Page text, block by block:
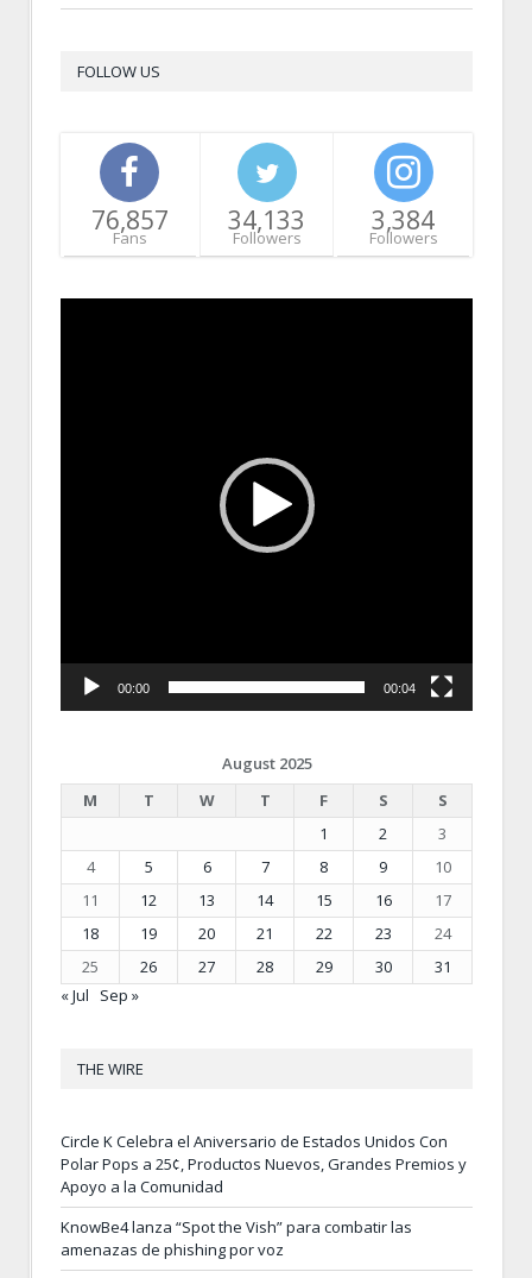
FOLLOW US
76,857
Fans
34,133
Followers
3,384
Followers
00:00 00:04
August 2025
M
T W T F S
S
1
2
3
4
5 6 7 8 9
10
11
12 13 14 15 16
17
18
19 20 21 22 23
24
25
26 27 28 29 30
31
« Jul
Sep »
THE WIRE
Circle K Celebra el Aniversario de Estados Unidos Con
Polar Pops a 25¢, Productos Nuevos, Grandes Premios y
Apoyo a la Comunidad
KnowBe4 lanza “Spot the Vish” para combatir las
amenazas de phishing por voz